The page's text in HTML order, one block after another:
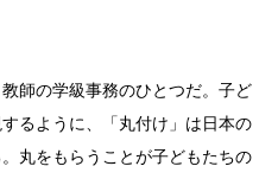
師の学級事務のひとつだ。子ど
るように、「丸付け」は日本の
丸をもらうことが子どもたちの